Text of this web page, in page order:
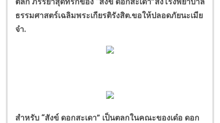
ธรรมศาสตร์เฉลิมพระเกียรติรังสิต.ขอให้ปลอดภัยนะเมีย
จ๋า.
สำหรับ “สังข์ ดอกสะเดา” เป็นตลกในคณะของเด๋อ ดอก